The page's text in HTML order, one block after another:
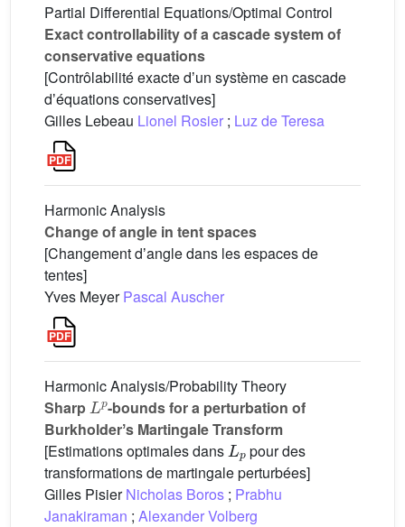
Partial Differential Equations/Optimal Control
Exact controllability of a cascade system of
conservative equations
[Contrôlabilité exacte dʼun système en cascade
dʼéquations conservatives]
Gilles Lebeau Lionel Rosier ; Luz de Teresa
Harmonic Analysis
Change of angle in tent spaces
[Changement dʼangle dans les espaces de
tentes]
Yves MeyerPascal Auscher
Harmonic Analysis/Probability Theory
Sharp
Lp
-bounds for a perturbation of
Burkholderʼs Martingale Transform
[Estimations optimales dans
Lp
pour des
transformations de martingale perturbées]
Gilles PisierNicholas Boros ; Prabhu
Janakiraman ; Alexander Volberg